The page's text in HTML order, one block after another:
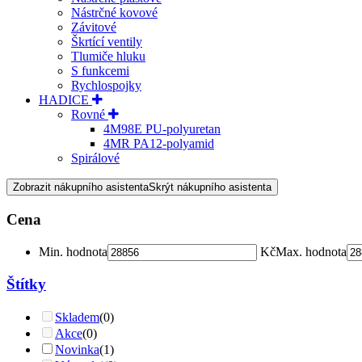
Nástrčné kovové
Závitové
Škrtící ventily
Tlumiče hluku
S funkcemi
Rychlospojky
HADICE
Rovné
4M98E PU-polyuretan
4MR PA12-polyamid
Spirálové
Zobrazit nákupního asistentaSkrýt nákupního asistenta
Cena
Min. hodnota KčMax. hodnota
Štítky
Skladem(0)
Akce(0)
Novinka(1)